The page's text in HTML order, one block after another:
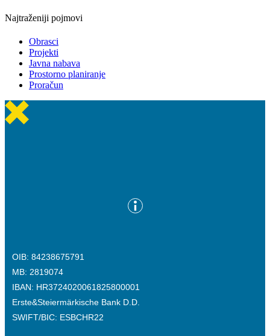
Najtraženiji pojmovi
Obrasci
Projekti
Javna nabava
Prostorno planiranje
Proračun
OIB: 84238675791
MB: 2819074
IBAN: HR3724020061825800001
Erste&Steiermärkische Bank D.D.
SWIFT/BIC: ESBCHR22